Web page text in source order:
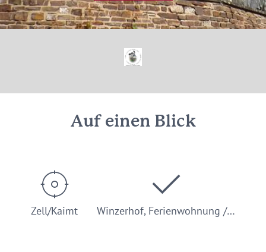
Auf einen Blick
Zell/Kaimt Winzerhof, Ferienwohnung /…